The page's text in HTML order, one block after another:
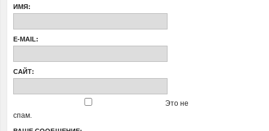
ИМЯ:
E-MAIL:
САЙТ:
Это не
спам.